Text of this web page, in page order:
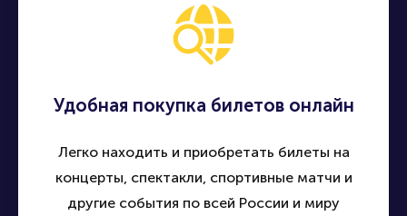
Удобная покупка билетов онлайн
Легко находить и приобретать билеты на
концерты, спектакли, спортивные матчи и
другие события по всей России и миру